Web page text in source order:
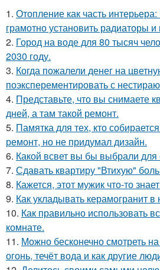
1. Отопление как часть
грамотно установить радиаторы и
2. Город на воде для 80 тысяч
2030 году.
3. Когда пожалели денег на
поэксперементировать с
4. Представьте, что вы снимаете
дней, а там такой ремонт.
5. Памятка для тех, кто
ремонт, но не придумал дизайн.
6. Какой всвет вы бы выбрали для
7. Сдавать квартиру "Втихую"
8. Кажется, этот мужик что-то
9. Как укладывать керамогранит
10. Как правильно использовать
комнате.
11. Можно бесконечно смотреть
огонь, течёт вода и как другие